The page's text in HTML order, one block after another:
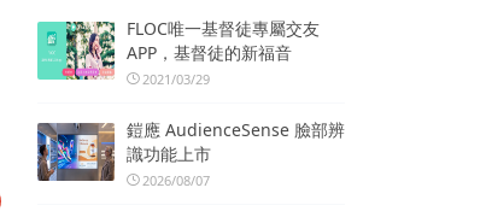
FLOC唯一基督徒專屬交友
APP，基督徒的新福音
2021/03/29
鎧應 AudienceSense 臉部辨
識功能上市
2026/08/07